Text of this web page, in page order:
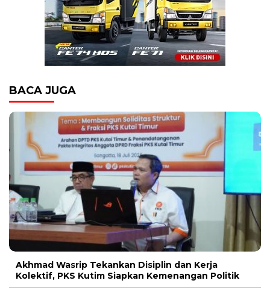
BACA JUGA
Akhmad Wasrip Tekankan Disiplin dan Kerja
Kolektif, PKS Kutim Siapkan Kemenangan Politik